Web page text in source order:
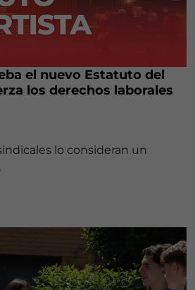
el nuevo Estatuto del
los derechos laborales
lo consideran un